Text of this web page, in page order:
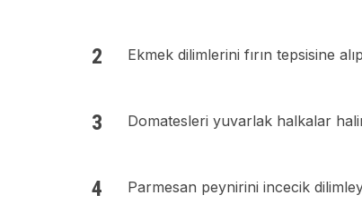
Ekmek dilimlerini fırın tepsisine
Domatesleri yuvarlak halkalar
Parmesan peynirini incecik